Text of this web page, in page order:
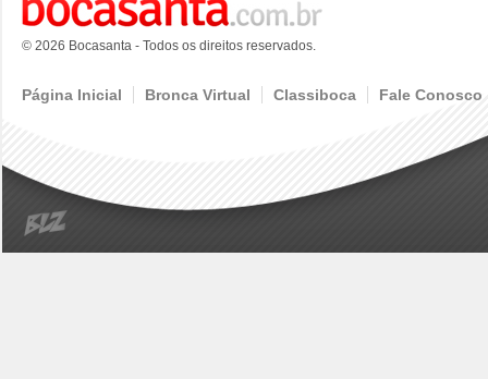
© 2026 Bocasanta - Todos os direitos reservados.
Página Inicial Bronca Virtual Classiboca Fale Conosco